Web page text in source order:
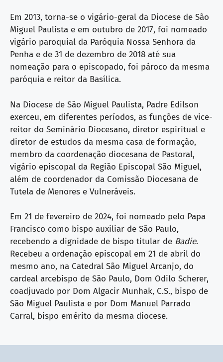
Em 2013, torna-se o vigário-geral da Diocese de São
Miguel Paulista e em outubro de 2017, foi nomeado
vigário paroquial da Paróquia Nossa Senhora da
Penha e de 31 de dezembro de 2018 até sua
nomeação para o episcopado, foi pároco da mesma
paróquia e reitor da Basílica.
Na Diocese de São Miguel Paulista, Padre Edilson
exerceu, em diferentes períodos, as funções de vice-
reitor do Seminário Diocesano, diretor espiritual e
diretor de estudos da mesma casa de formação,
membro da coordenação diocesana de Pastoral,
vigário episcopal da Região Episcopal São Miguel,
além de coordenador da Comissão Diocesana de
Tutela de Menores e Vulneráveis.
Em 21 de fevereiro de 2024, foi nomeado pelo Papa
Francisco como bispo auxiliar de São Paulo,
recebendo a dignidade de bispo titular de Badie.
Recebeu a ordenação episcopal em 21 de abril do
mesmo ano, na Catedral São Miguel Arcanjo, do
cardeal arcebispo de São Paulo, Dom Odilo Scherer,
coadjuvado por Dom Algacir Munhak, C.S., bispo de
São Miguel Paulista e por Dom Manuel Parrado
Carral, bispo emérito da mesma diocese.